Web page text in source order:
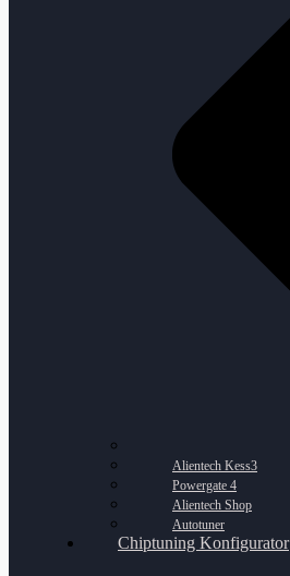
Alientech Kess3
Powergate 4
Alientech Shop
Autotuner
Chiptuning Konfigurator